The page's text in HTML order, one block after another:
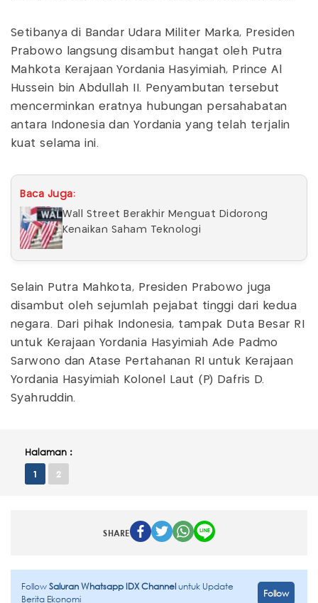
Setibanya di Bandar Udara Militer Marka, Presiden
Prabowo langsung disambut hangat oleh Putra
Mahkota Kerajaan Yordania Hasyimiah, Prince Al
Hussein bin Abdullah II. Penyambutan tersebut
mencerminkan eratnya hubungan persahabatan
antara Indonesia dan Yordania yang telah terjalin
kuat selama ini.
Baca Juga:
Wall Street Berakhir Menguat Didorong
Kenaikan Saham Teknologi
Selain Putra Mahkota, Presiden Prabowo juga
disambut oleh sejumlah pejabat tinggi dari kedua
negara. Dari pihak Indonesia, tampak Duta Besar RI
untuk Kerajaan Yordania Hasyimiah Ade Padmo
Sarwono dan Atase Pertahanan RI untuk Kerajaan
Yordania Hasyimiah Kolonel Laut (P) Dafris D.
Syahruddin.
Halaman :
1 2
SHARE
FollowSaluran Whatsapp IDX Channeluntuk Update
Berita Ekonomi
Follow